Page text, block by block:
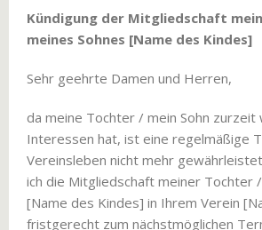
Kündigung der Mitgliedschaft
meines Sohnes [Name des Kindes]
Sehr geehrte Damen und Herren,
da meine Tochter / mein Sohn zurzeit
Interessen hat, ist eine regelmäßige
Vereinsleben nicht mehr
ich die Mitgliedschaft meiner Tochter
[Name des Kindes] in Ihrem Verein
fristgerecht zum nächstmöglichen